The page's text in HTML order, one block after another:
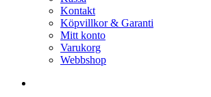
Kontakt
Köpvillkor & Garanti
Mitt konto
Varukorg
Webbshop